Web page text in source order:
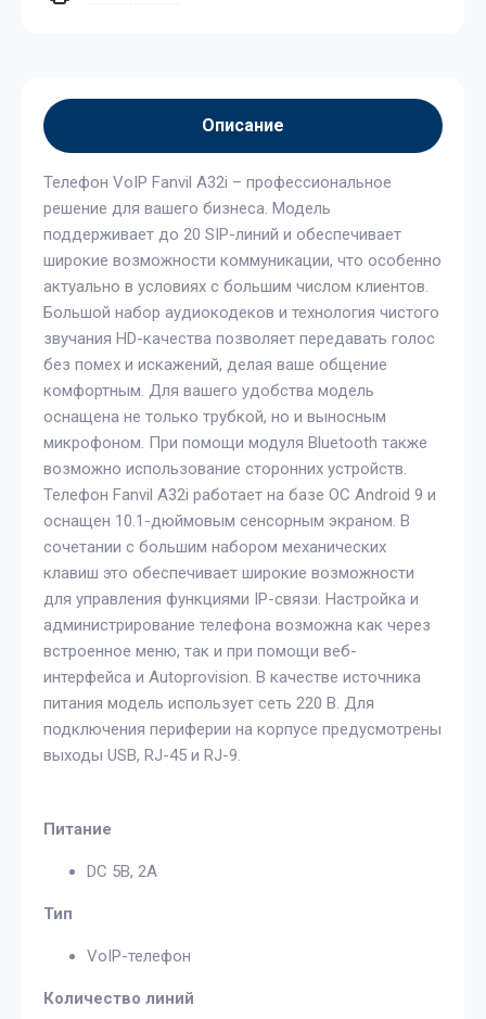
Описание
Телефон VoIP Fanvil A32i – профессиональное
решение для вашего бизнеса. Модель
поддерживает до 20 SIP-линий и обеспечивает
широкие возможности коммуникации, что особенно
актуально в условиях с большим числом клиентов.
Большой набор аудиокодеков и технология чистого
звучания HD-качества позволяет передавать голос
без помех и искажений, делая ваше общение
комфортным. Для вашего удобства модель
оснащена не только трубкой, но и выносным
микрофоном. При помощи модуля Bluetooth также
возможно использование сторонних устройств.
Телефон Fanvil A32i работает на базе ОС Android 9 и
оснащен 10.1-дюймовым сенсорным экраном. В
сочетании с большим набором механических
клавиш это обеспечивает широкие возможности
для управления функциями IP-связи. Настройка и
администрирование телефона возможна как через
встроенное меню, так и при помощи веб-
интерфейса и Autoprovision. В качестве источника
питания модель использует сеть 220 В. Для
подключения периферии на корпусе предусмотрены
выходы USB, RJ-45 и RJ-9.
Питание
DC 5В, 2А
Тип
VoIP-телефон
Количество линий